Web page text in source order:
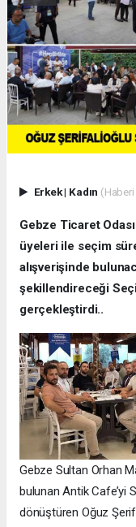
Erkek| Kadın
Gebze Ticaret
üyeleri ile seçim
alışverişinde
şekillendireceği
gerçekleştirdi..
Gebze Sultan Orhan
bulunan Antik Cafe’yi
dönüştüren Oğuz